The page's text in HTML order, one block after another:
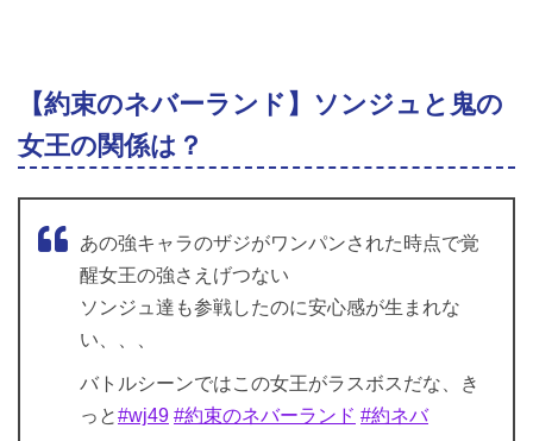
【約束のネバーランド】ソンジュと鬼の
女王の関係は？
あの強キャラのザジがワンパンされた時点で覚
醒女王の強さえげつない
ソンジュ達も参戦したのに安心感が生まれな
い、、、
バトルシーンではこの女王がラスボスだな、き
っと#wj49 #約束のネバーランド #約ネバ